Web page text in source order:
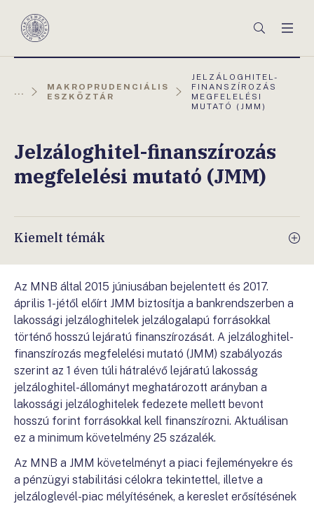
Magyar
Keresés
...
MAKROPRUDENCIÁLIS
ESZKÖZTÁR
AKTUÁLIS
OLDAL:
JELZÁLOGHITEL-
FINANSZÍROZÁS
MEGFELELÉSI
MUTATÓ (JMM)
Jelzáloghitel-finanszírozás
megfelelési mutató (JMM)
Kiemelt témák
Az MNB által 2015 júniusában bejelentett és 2017.
április 1-jétől előírt JMM biztosítja a bankrendszerben a
lakossági jelzáloghitelek jelzálogalapú forrásokkal
történő hosszú lejáratú finanszírozását. A jelzáloghitel-
finanszírozás megfelelési mutató (JMM) szabályozás
szerint az 1 éven túli hátralévő lejáratú lakosság
jelzáloghitel-állományt meghatározott arányban a
lakossági jelzáloghitelek fedezete mellett bevont
hosszú forint forrásokkal kell finanszírozni. Aktuálisan
ez a minimum követelmény 25 százalék.
Az MNB a JMM követelményt a piaci fejleményekre és
a pénzügyi stabilitási célokra tekintettel, illetve a
jelzáloglevél-piac mélyítésének, a kereslet erősítésének